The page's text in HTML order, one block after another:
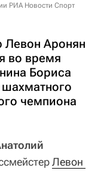
РИА Новости Спорт
Левон Аронян
во время
Бориса
чемпиона
Левон